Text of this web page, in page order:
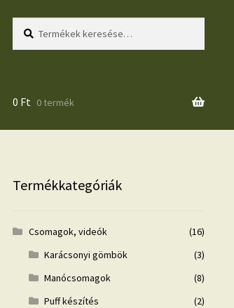
0 Ft 0 termék
Termékkategóriák
Csomagok, videók
(16)
Karácsonyi gömbök
(3)
Manócsomagok
(8)
Puff készítés
(2)